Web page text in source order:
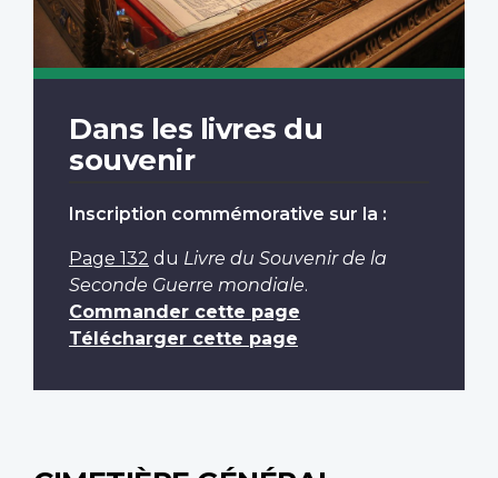
Dans les livres du
souvenir
Inscription commémorative sur la :
Page 132 du Livre du Souvenir de la
Seconde Guerre mondiale.
Commander cette page
Télécharger cette page